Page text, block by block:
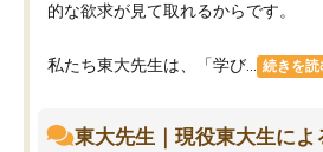
的な欲求が見て取れるからです。
私たち東大先生は、「学び... 続きを読
東大先生｜現役東大生に